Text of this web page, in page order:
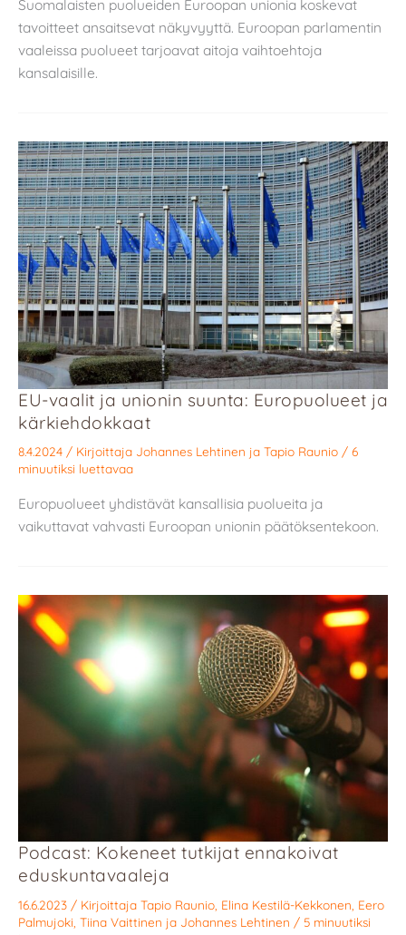
Suomalaisten puolueiden Euroopan unionia koskevat
tavoitteet ansaitsevat näkyvyyttä. Euroopan parlamentin
vaaleissa puolueet tarjoavat aitoja vaihtoehtoja
kansalaisille.
EU-vaalit ja unionin suunta: Europuolueet ja
kärkiehdokkaat
8.4.2024 / Kirjoittaja Johannes Lehtinen ja Tapio Raunio / 6
minuutiksi luettavaa
Europuolueet yhdistävät kansallisia puolueita ja
vaikuttavat vahvasti Euroopan unionin päätöksentekoon.
Podcast: Kokeneet tutkijat ennakoivat
eduskuntavaaleja
16.6.2023 / Kirjoittaja Tapio Raunio Elina Kestilä-Kekkonen Eero
Palmujoki Tiina Vaittinen ja Johannes Lehtinen / 5 minuutiksi